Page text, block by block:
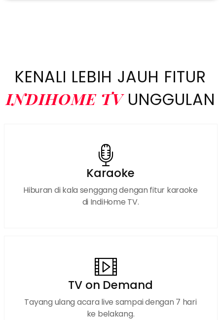
KENALI LEBIH JAUH FITUR
INDIHOME TVUNGGULAN
Karaoke
Hiburan di kala senggang dengan fitur karaoke
di IndiHome TV.
TV on Demand
Tayang ulang acara live sampai dengan 7 hari
ke belakang.